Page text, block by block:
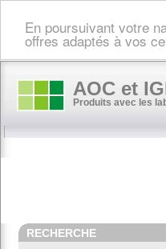
En poursuivant votre
offres adaptés à vos
AOC et
Produits avec les
RECHERCHE